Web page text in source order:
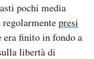
pochi media
presi
era finito in fondo a
libertà di